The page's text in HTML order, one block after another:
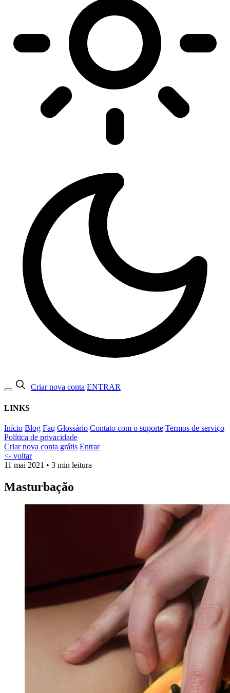
Criar nova conta ENTRAR
LINKS
Início Blog Faq Glossário Contato com o suporte Termos de serviço
Política de privacidade
Criar nova conta grátis Entrar
<- voltar
11 mai 2021 • 3 min leitura
Masturbação